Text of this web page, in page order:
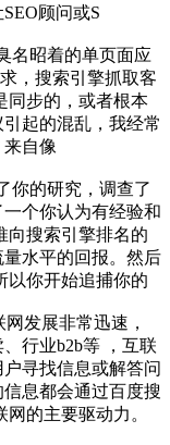
顾问或S
名昭着的单页面应
，搜索引擎抓取客
同步的，或者根本
起的混乱，我经常
来自像
你的研究，调查了
个你认为有经验和
向搜索引擎排名的
水平的回报。然后
以你开始追捕你的
发展非常迅速，
行业b2b等 ，互联
寻找信息或解答问
息都会通过百度搜
的主要驱动力。